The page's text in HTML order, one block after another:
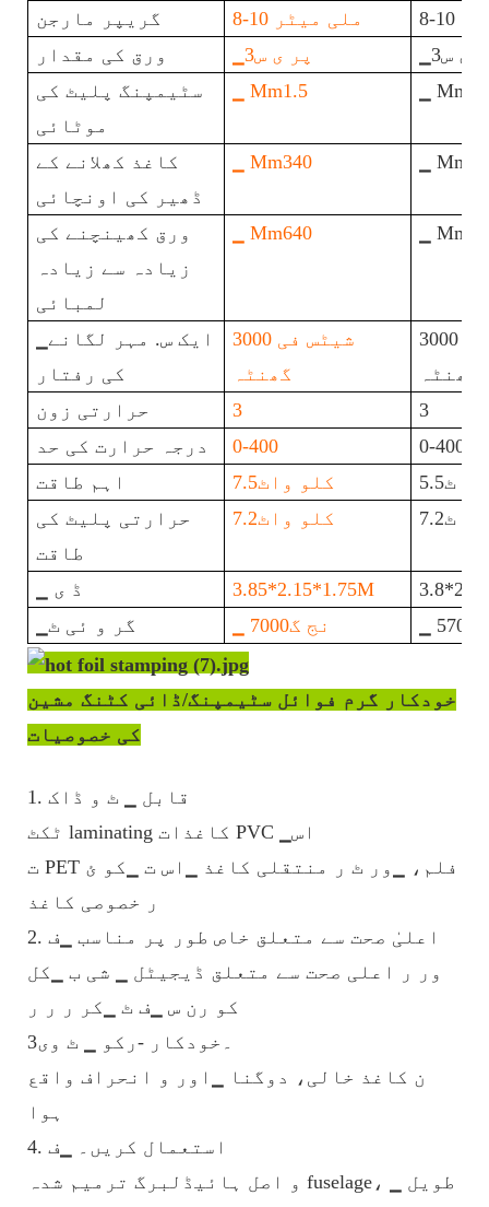
گریپر مارجن 8-10 ملی میٹر
ورق کی مقدار
▁پر ی س3
ی س3
سٹیمپنگ پلیٹ کی
موٹائی
▁ Mm1.5 ▁
کاغذ کھلانے کے
ڈھیر کی اونچائی
▁ Mm340 ▁
ورق کھینچنے کی
زیادہ سے زیادہ
لمبائی
▁ Mm640 ▁
کی رفتار
3000 شیٹس فی
گھنٹہ
3000 شیٹس فی
گھنٹہ
حرارتی زون
3
3
درجہ حرارت کی حد
0-400
0-400
اہم طاقت
کلو واٹ7.5
حرارتی پلیٹ کی
طاقت
کلو واٹ7.2
▁ ڈ ی 3.85*2.15*1.75M
▁گر و ئی ٹ
▁ نج گ7000
خودکار گرم فوائل سٹیمپنگ/ڈائی کٹنگ مشین
کی خصوصیات
1. قابل ▁ ٹ و ڈاک
ٹکٹ laminating کاغذات PVC ▁اس
ت PET فلم، ▁ور ٹ ر منتقلی کاغذ ▁اس ت ▁کو ئ
ر خصوصی کاغذ
2. اعلیٰ صحت سے متعلق خاص طور پر مناسب ▁ف
ور ر اعلی صحت سے متعلق ڈیجیٹل ▁ شی ب ▁کل
3۔خودکار -رکو ▁ ٹ وی
ن کاغذ خالی، دوگنا ▁اور و انحراف واقع
ہوا
4. استعمال کریں۔ ▁ف
و اصل ہائیڈلبرگ ترمیم شدہ fuselage، طویل ▁